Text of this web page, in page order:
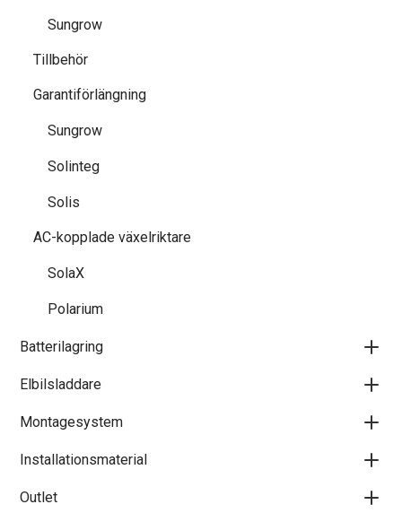
Sungrow
Tillbehör
Garantiförlängning
Sungrow
Solinteg
Solis
AC-kopplade växelriktare
SolaX
Polarium
Batterilagring
Elbilsladdare
Montagesystem
Installationsmaterial
Outlet